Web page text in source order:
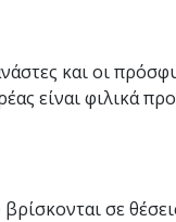
και οι
είναι φιλικά
σε